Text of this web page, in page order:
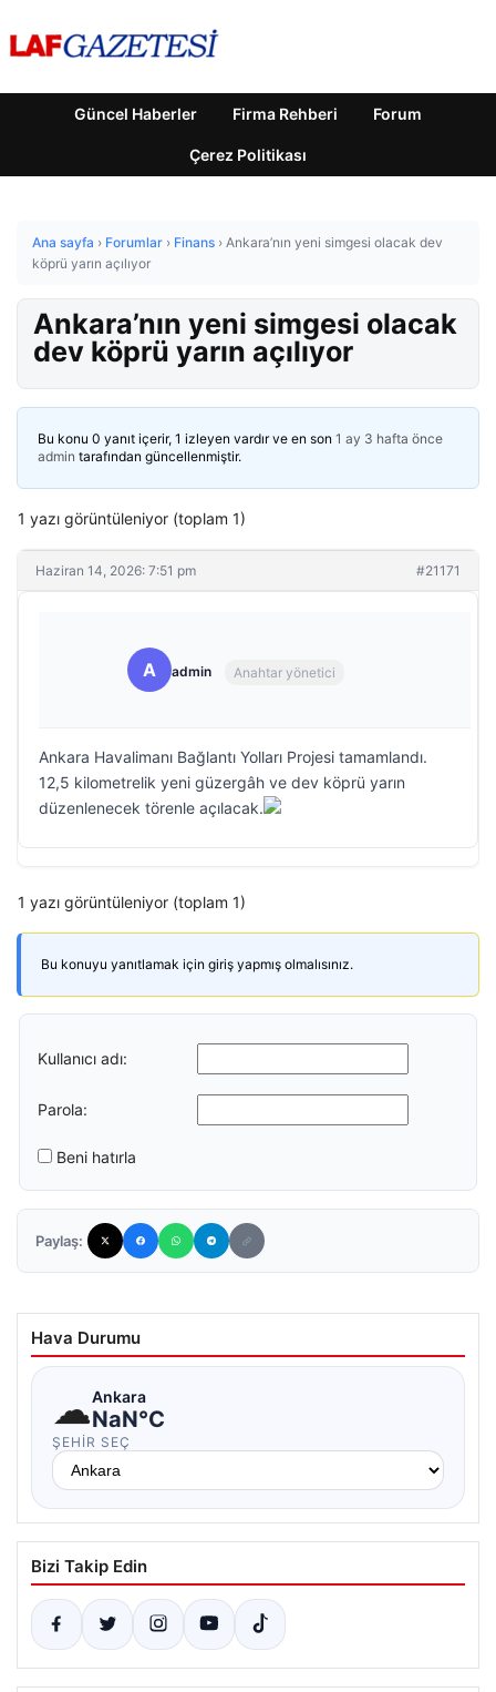
Güncel Haberler Firma Rehberi Forum
Çerez Politikası
Ana sayfa › Forumlar › Finans › Ankara’nın yeni simgesi olacak dev
köprü yarın açılıyor
Ankara’nın yeni simgesi olacak
dev köprü yarın açılıyor
Bu konu 0 yanıt içerir, 1 izleyen vardır ve en son 1 ay 3 hafta önce
admin tarafından güncellenmiştir.
1 yazı görüntüleniyor (toplam 1)
Haziran 14, 2026: 7:51 pm #21171
A admin Anahtar yönetici
Ankara Havalimanı Bağlantı Yolları Projesi tamamlandı.
12,5 kilometrelik yeni güzergâh ve dev köprü yarın
düzenlenecek törenle açılacak.
1 yazı görüntüleniyor (toplam 1)
Bu konuyu yanıtlamak için giriş yapmış olmalısınız.
Kullanıcı adı:
Parola:
Beni hatırla
Paylaş:
Hava Durumu
☁Ankara
NaN°C
ŞEHIR SEÇ
Bizi Takip Edin